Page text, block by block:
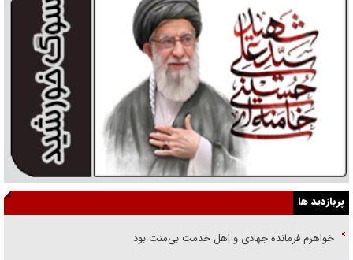
پربازدید ها
خواهرم فرمانده جهادی و اهل خدمت بی‌منت بود